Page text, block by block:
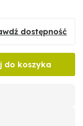
dostępność
do koszyka